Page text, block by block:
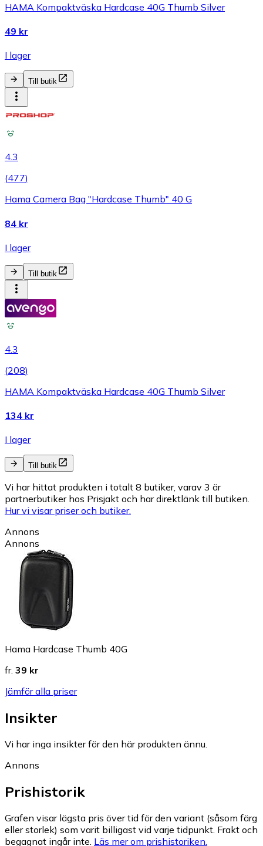
HAMA Kompaktväska Hardcase 40G Thumb Silver
49 kr
I lager
Till butik
4.3
(477)
Hama Camera Bag "Hardcase Thumb" 40 G
84 kr
I lager
Till butik
4.3
(208)
HAMA Kompaktväska Hardcase 40G Thumb Silver
134 kr
I lager
Till butik
Vi har hittat produkten i totalt 8 butiker, varav 3 är
partnerbutiker hos Prisjakt och har direktlänk till butiken.
Hur vi visar priser och butiker.
Annons
Annons
Hama Hardcase Thumb 40G
fr. 39 kr
Jämför alla priser
Insikter
Vi har inga insikter för den här produkten ännu.
Annons
Prishistorik
Grafen visar lägsta pris över tid för den variant (såsom färg
eller storlek) som varit billigast vid varje tidpunkt. Frakt och
begagnat ingår inte. Läs mer om prishistoriken.